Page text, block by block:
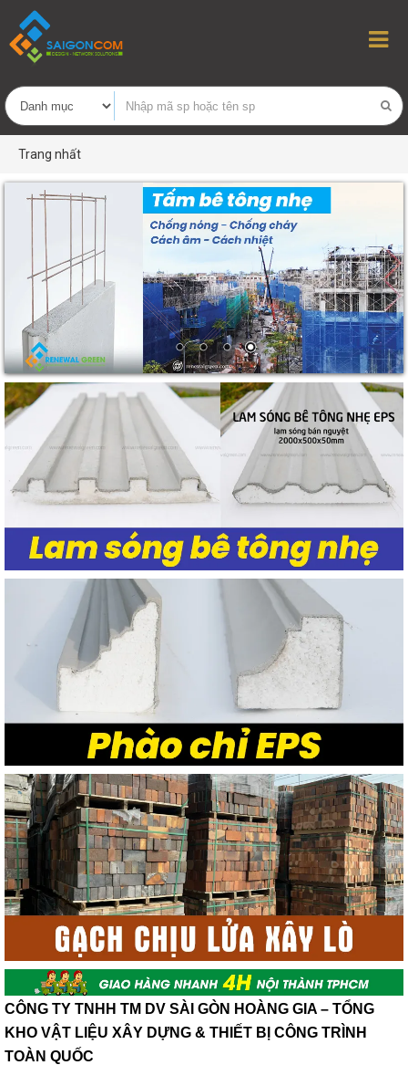
Trang nhất
CÔNG TY TNHH TM DV SÀI GÒN HOÀNG GIA – TỔNG
KHO VẬT LIỆU XÂY DỰNG & THIẾT BỊ CÔNG TRÌNH
TOÀN QUỐC